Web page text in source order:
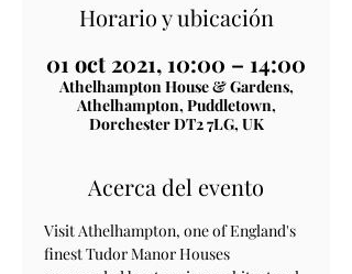
Horario y ubicación
01 oct 2021, 10:00 – 14:00
Athelhampton House & Gardens,
Athelhampton, Puddletown,
Dorchester DT2 7LG, UK
Acerca del evento
Visit Athelhampton, one of England's
finest Tudor Manor Houses